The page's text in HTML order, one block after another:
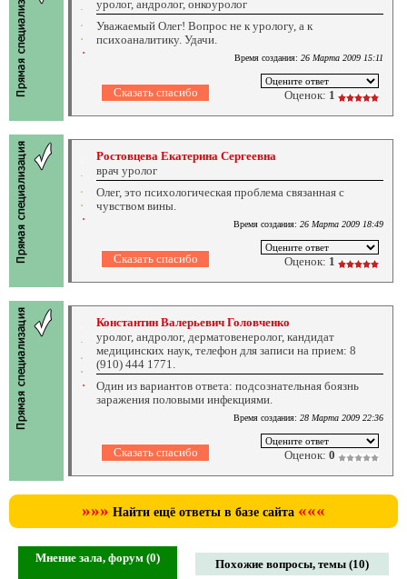
уролог, андролог, онкоуролог
Уважаемый Олег! Вопрос не к урологу, а к
психоаналитику. Удачи.
Время создания: 26 Марта 2009 15:11
Оценок: 1
Ростовцева Екатерина Сергеевна
врач уролог
Олег, это психологическая проблема связанная с
чувством вины.
Время создания: 26 Марта 2009 18:49
Оценок: 1
Константин Валерьевич Головченко
уролог, андролог, дерматовенеролог, кандидат
медицинских наук, телефон для записи на прием: 8
(910) 444 1771.
Один из вариантов ответа: подсознательная боязнь
заражения половыми инфекциями.
Время создания: 28 Марта 2009 22:36
Оценок: 0
»»» Найти ещё ответы в базе сайта «««
Мнение зала, форум (0) Похожие вопросы, темы (10)